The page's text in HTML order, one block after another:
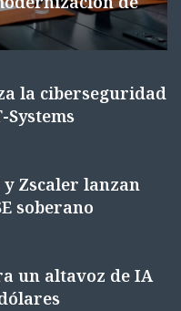
la ciberseguridad
Zscaler lanzan
soberano
un altavoz de IA